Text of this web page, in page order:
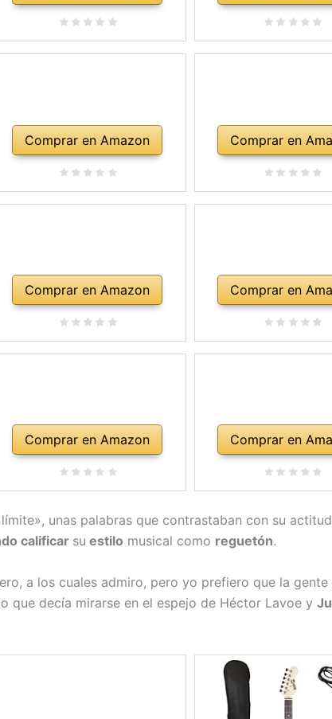
Comprar en Amazon Comprar en
Comprar en Amazon Comprar en
Comprar en Amazon Comprar en
unas palabras que contrastaban con su
calificar su estilo musical como reguetón.
a los cuales admiro, pero yo prefiero que la gente
que decía mirarse en el espejo de Héctor Lavoe y